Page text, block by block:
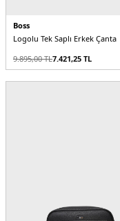
Boss
Logolu Tek Saplı Erkek Çanta
9.895,00TL7.421,25 TL